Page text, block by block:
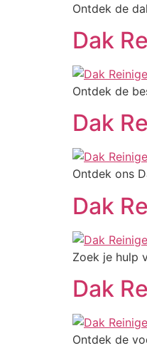
Ontdek de
Dak
Ontdek de
Dak
Ontdek ons
Dak
Zoek je hulp
Dak
Ontdek de